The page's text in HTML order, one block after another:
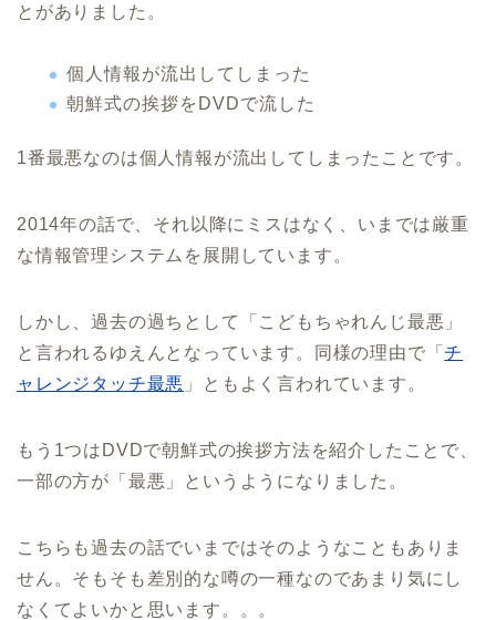
とがありました。
個人情報が流出してしまった
朝鮮式の挨拶をDVDで流した
1番最悪なのは個人情報が流出してしまったことです。
2014年の話で、それ以降にミスはなく、いまでは厳重
な情報管理システムを展開しています。
しかし、過去の過ちとして「こどもちゃれんじ最悪」
と言われるゆえんとなっています。同様の理由で「チ
ャレンジタッチ最悪 」ともよく言われています。
もう1つはDVDで朝鮮式の挨拶方法を紹介したことで、
一部の方が「最悪」というようになりました。
こちらも過去の話でいまではそのようなこともありま
せん。そもそも差別的な噂の一種なのであまり気にし
なくてよいかと思います。。。